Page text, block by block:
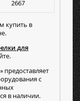
2667
купить в
для
с
в наличии.